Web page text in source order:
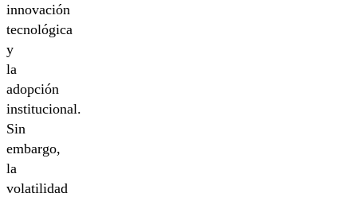
innovación
tecnológica
y
la
adopción
institucional.
Sin
embargo,
la
volatilidad